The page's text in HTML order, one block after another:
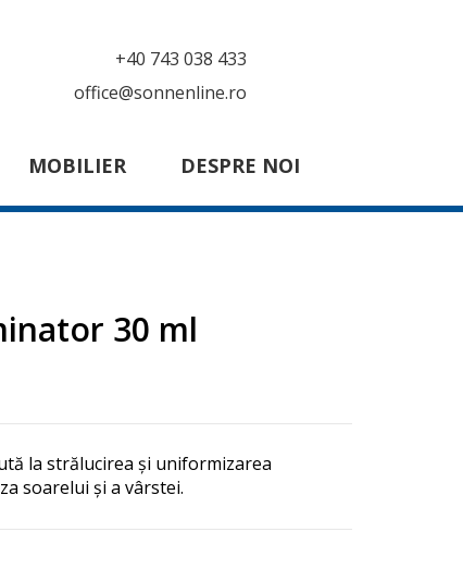
+40 743 038 433
office@sonnenline.ro
MOBILIER DESPRE NOI
30 ml
la strălucirea și uniformizarea
soarelui și a vârstei.